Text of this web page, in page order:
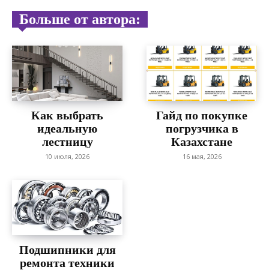
Больше от автора:
Как выбрать
идеальную
лестницу
10 июля, 2026
Гайд по покупке
погрузчика в
Казахстане
16 мая, 2026
Подшипники для
ремонта техники